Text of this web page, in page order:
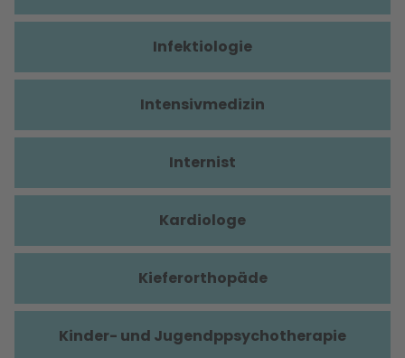
Infektiologie
Intensivmedizin
Internist
Kardiologe
Kieferorthopäde
Kinder- und Jugendppsychotherapie